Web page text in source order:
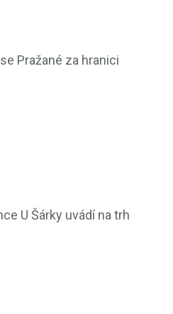
Pražané za hranici
U Šárky uvádí na trh